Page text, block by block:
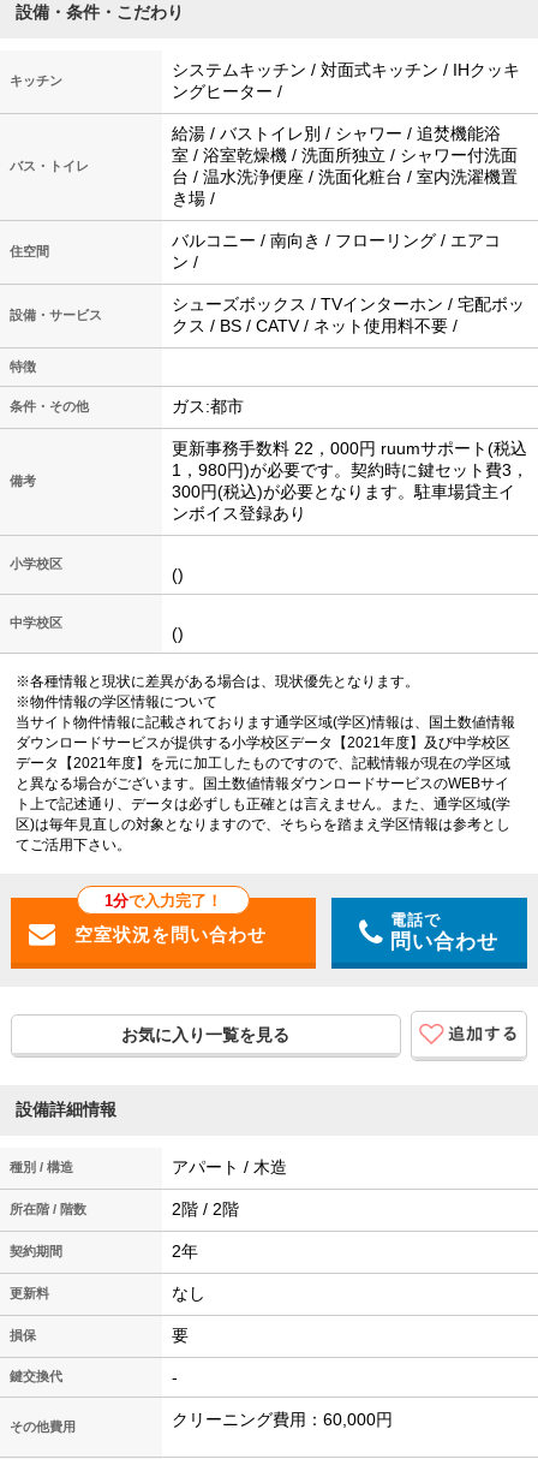
設備・条件・こだわり
キッチン
システムキッチン / 対面式キッチン / IHクッキ
ングヒーター /
バス・トイレ
給湯 / バストイレ別 / シャワー / 追焚機能浴
室 / 浴室乾燥機 / 洗面所独立 / シャワー付洗面
台 / 温水洗浄便座 / 洗面化粧台 / 室内洗濯機置
き場 /
住空間
バルコニー / 南向き / フローリング / エアコ
ン /
設備・サービス
シューズボックス / TVインターホン / 宅配ボッ
クス / BS / CATV / ネット使用料不要 /
特徴
条件・その他 ガス:都市
備考
更新事務手数料 22，000円 ruumサポート(税込
1，980円)が必要です。契約時に鍵セット費3，
300円(税込)が必要となります。駐車場貸主イ
ンボイス登録あり
小学校区
()
中学校区
()
※各種情報と現状に差異がある場合は、現状優先となります。
※物件情報の学区情報について
当サイト物件情報に記載されております通学区域(学区)情報は、国土数値情報
ダウンロードサービスが提供する小学校区データ【2021年度】及び中学校区
データ【2021年度】を元に加工したものですので、記載情報が現在の学区域
と異なる場合がございます。国土数値情報ダウンロードサービスのWEBサイ
ト上で記述通り、データは必ずしも正確とは言えません。また、通学区域(学
区)は毎年見直しの対象となりますので、そちらを踏まえ学区情報は参考とし
てご活用下さい。
1分で入力完了！
電話で
問い合わせ
お気に入り一覧を見る
設備詳細情報
種別 / 構造 アパート / 木造
所在階 / 階数 2階 / 2階
契約期間 2年
更新料 なし
損保 要
鍵交換代 -
その他費用 クリーニング費用：60,000円